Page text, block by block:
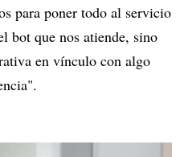
para poner todo al servicio
bot que nos atiende, sino
en vínculo con algo